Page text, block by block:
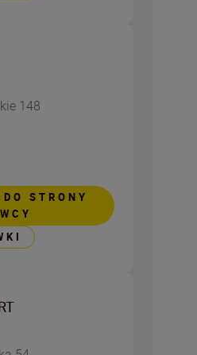
148
STRONY